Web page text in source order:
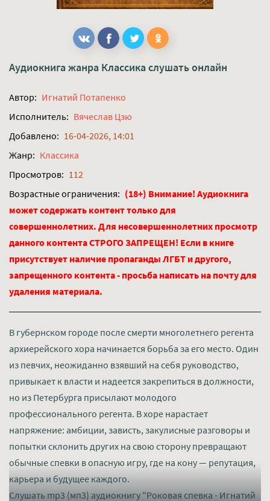
Аудиокнига жанра Классика слушать онлайн
Автор: Игнатий Потапенко
Исполнитель: Вячеслав Цзю
Добавлено: 16-04-2026, 14:01
Жанр: Классика
Просмотров: 112
Возрастные ограничения: (18+) Внимание! Аудиокнига
может содержать контент только для
совершеннолетних. Для несовершеннолетних просмотр
данного контента СТРОГО ЗАПРЕЩЕН! Если в книге
присутствует наличие пропаганды ЛГБТ и другого,
запрещенного контента - просьба написать на почту для
удаления материала.
В губернском городе после смерти многолетнего регента
архиерейского хора начинается борьба за его место. Один
из певчих, неожиданно взявший на себя руководство,
привыкает к власти и надеется закрепиться в должности,
но из Петербурга присылают молодого
профессионального регента. В хоре нарастает
напряжение: амбиции, зависть, закулисные разговоры и
попытки склонить других на свою сторону превращают
обычные спевки в опасную игру, где на кону — репутация,
карьера и будущее каждого.
Слушать mp3 (мп3) аудиокнигу "Роковая спевка - Игнатий